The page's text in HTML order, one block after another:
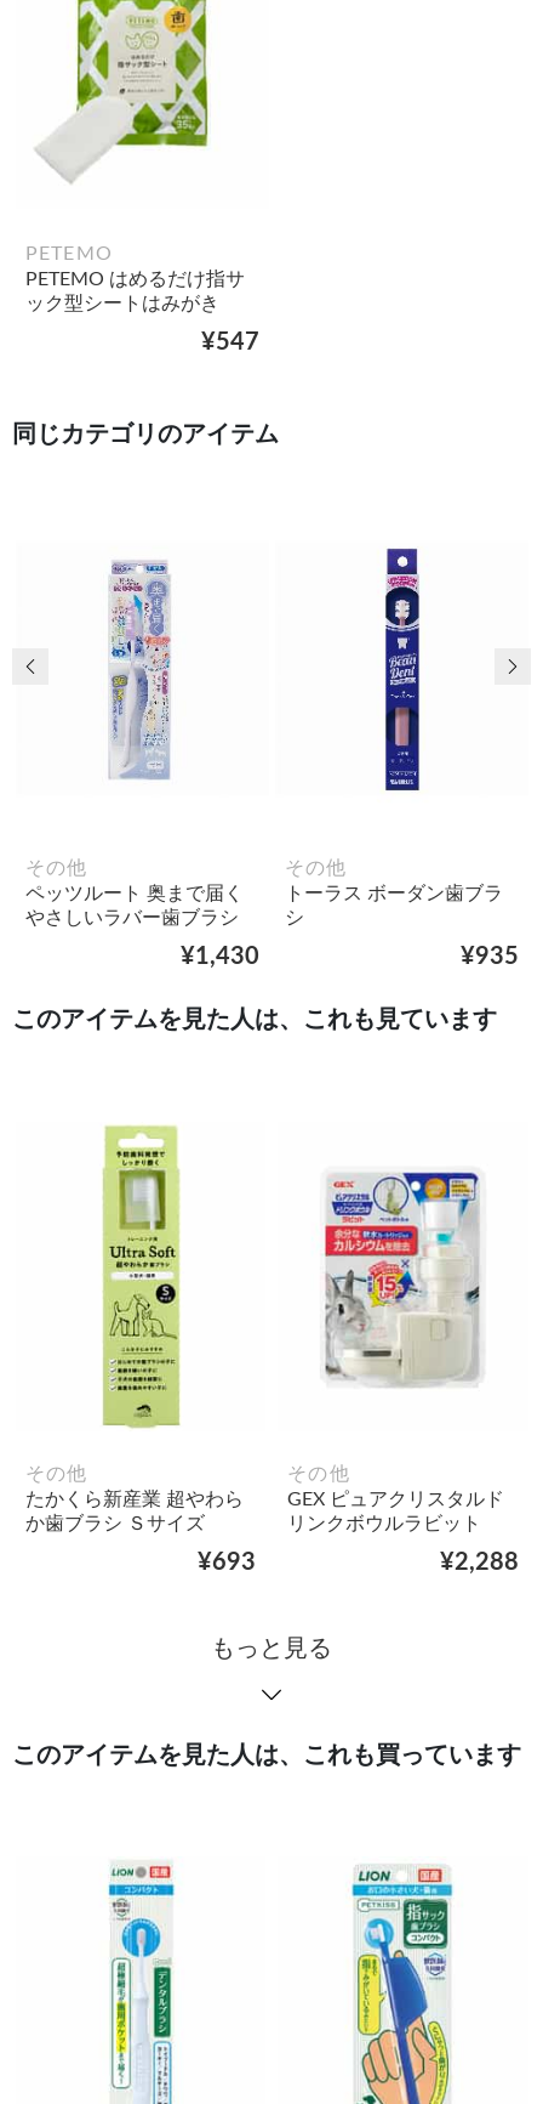
PETEMO
PETEMO はめるだけ指サ
ック型シートはみがき
¥547
同じカテゴリのアイテム
その他
ペッツルート 奥まで届く
やさしいラバー歯ブラシ
¥1,430
その他
トーラス ボーダン歯ブラ
シ
¥935
前の画像 次
このアイテムを見た人は、これも見ています
その他
たかくら新産業 超やわら
か歯ブラシ Ｓサイズ
¥693
その他
GEX ピュアクリスタルド
リンクボウルラビット
¥2,288
もっと見る
このアイテムを見た人は、これも買っています